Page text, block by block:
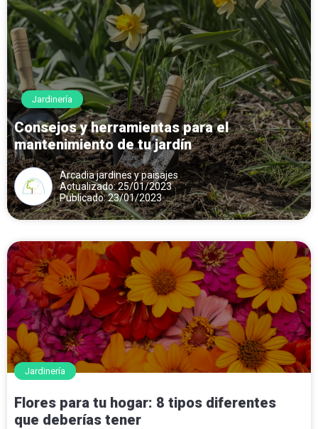
Jardinería
Consejos y herramientas para el
mantenimiento de tu jardín
Arcadia jardines y paisajes
Actualizado: 25/01/2023
Publicado: 23/01/2023
Jardinería
Flores para tu hogar: 8 tipos diferentes
que deberías tener